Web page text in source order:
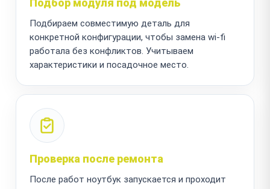
Подбираем совместимую деталь для
конкретной конфигурации, чтобы замена wi-fi
работала без конфликтов. Учитываем
характеристики и посадочное место.
Проверка после ремонта
После работ ноутбук запускается и проходит